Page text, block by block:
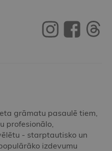
grāmatu pasaulē tiem,
profesionālo,
- starptautisko un
izdevumu